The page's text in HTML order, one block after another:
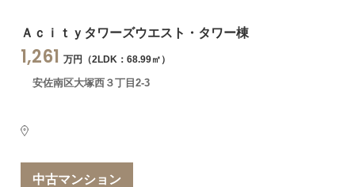
Ａｃｉｔｙタワーズウエスト・タワー棟
1,261 万円（2LDK：68.99㎡）
安佐南区大塚西３丁目2-3
中古マンション